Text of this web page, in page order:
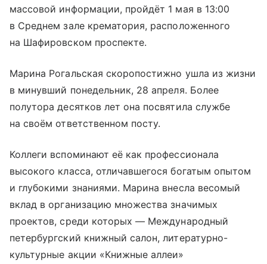
массовой информации, пройдёт 1 мая в 13:00
в Среднем зале крематория, расположенного
на Шафировском проспекте.
Марина Рогальская скоропостижно ушла из жизни
в минувший понедельник, 28 апреля. Более
полутора десятков лет она посвятила службе
на своём ответственном посту.
Коллеги вспоминают её как профессионала
высокого класса, отличавшегося богатым опытом
и глубокими знаниями. Марина внесла весомый
вклад в организацию множества значимых
проектов, среди которых — Международный
петербургский книжный салон, литературно-
культурные акции «Книжные аллеи»